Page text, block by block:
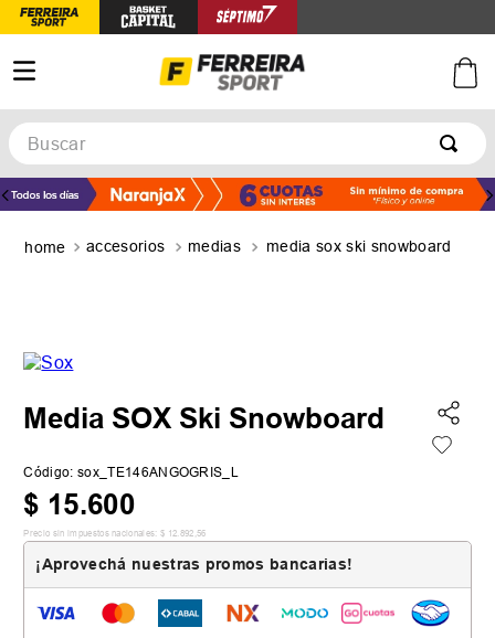
Buscar
TÉRMINOS MÁS BUSCADOS
5. medias
accesorios medias media sox ski snowboard
Media SOX Ski Snowboard
Código: sox_TE146ANGOGRIS_L
$ 15.600
Precio sin impuestos nacionales: $ 12 892 56
¡Aprovechá nuestras promos bancarias!